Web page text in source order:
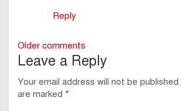
Reply
Comments
navigation
Older comments
Leave a Reply
Your email address will not be published.
are marked *